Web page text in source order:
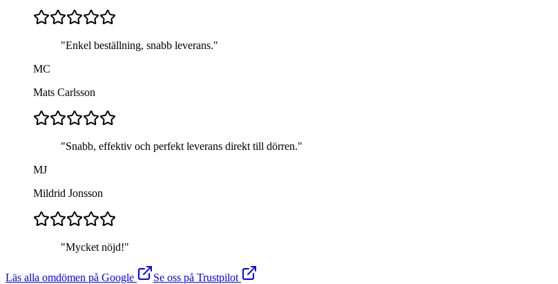
"Enkel beställning, snabb leverans."
MC
Mats Carlsson
"Snabb, effektiv och perfekt leverans direkt till dörren."
MJ
Mildrid Jonsson
"Mycket nöjd!"
Läs alla omdömen på Google
Se oss på Trustpilot